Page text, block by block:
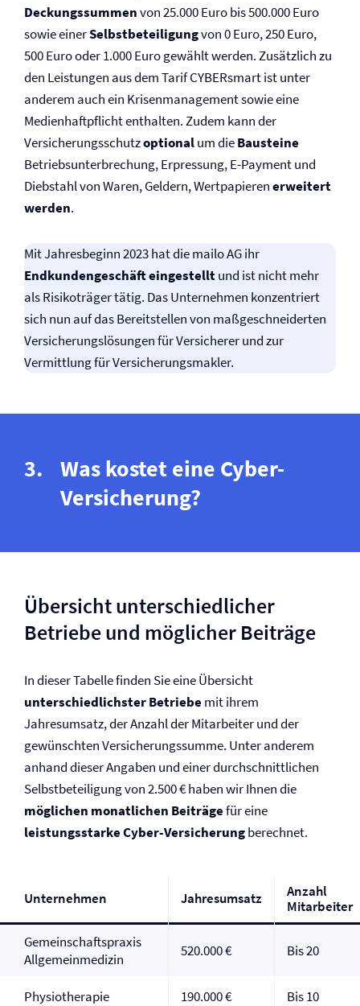
Deckungssummenvon 25.000 Euro bis 500.000 Euro
sowie einerSelbst­beteiligungvon 0 Euro, 250 Euro,
500 Euro oder 1.000 Euro gewählt werden. Zusätzlich zu
den Leistungen aus dem Tarif CYBERsmart ist unter
anderem auch ein Krisen­management sowie eine
Medien­haftpflicht enthalten. Zudem kann der
Versicherungsschutzoptionalum dieBausteine
Betriebs­unterbrechung, Erpressung, E-Payment und
Diebstahl von Waren, Geldern, Wertpapierenerweitert
werden.
Mit Jahresbeginn 2023 hat die mailo AG ihr
Endkundengeschäft eingestelltund ist nicht mehr
als Risikoträger tätig. Das Unternehmen konzentriert
sich nun auf das Bereitstellen von maßgeschneiderten
Versicherungs­lösungen für Versicherer und zur
Vermittlung für Versicherungs­makler.
Was kostet eine Cyber-
Versicherung?
Übersicht unterschiedlicher
Betriebe und möglicher Beiträge
In dieser Tabelle finden Sie eine Übersicht
unterschiedlichster Betriebemit ihrem
Jahresumsatz, der Anzahl der Mitarbeiter und der
gewünschten Versicherungssumme. Unter anderem
anhand dieser Angaben und einer durchschnittlichen
Selbst­beteiligung von 2.500 € haben wir Ihnen die
möglichen monatlichen Beiträgefür eine
leistungsstarke Cyber-Versicherungberechnet.
Unternehmen Jahresumsatz
Anzahl
Mitarbeiter
Gemeinschaftspraxis
Allgemeinmedizin
520.000 € Bis 20
Physiotherapie 190.000 € Bis 10